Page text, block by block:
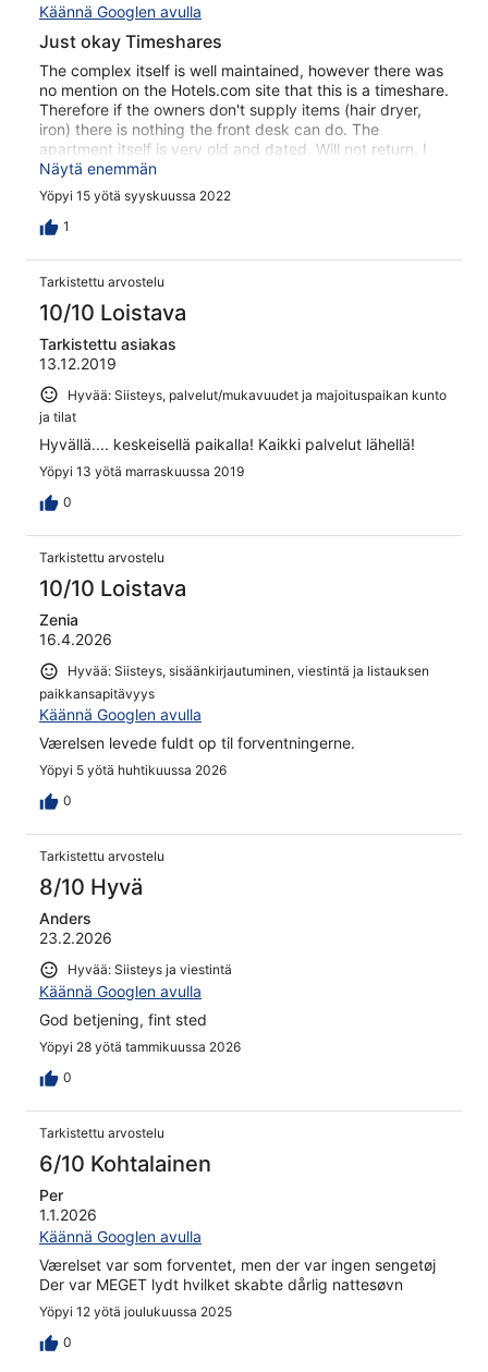
Käännä Googlen avulla
Just okay Timeshares
The complex itself is well maintained, however there was
no mention on the Hotels.com site that this is a timeshare.
Therefore if the owners don't supply items (hair dryer,
iron) there is nothing the front desk can do. The
apartment itself is very old and dated. Will not return. I
suggest Hotels.com update their site to indicate these
are timeshare appartments
Näytä enemmän
Yöpyi 15 yötä syyskuussa 2022
1
Tarkistettu arvostelu
10/10 Loistava
Tarkistettu asiakas
13.12.2019
Hyvää: Siisteys, palvelut/mukavuudet ja majoituspaikan kunto
ja tilat
Hyvällä.... keskeisellä paikalla! Kaikki palvelut lähellä!
Yöpyi 13 yötä marraskuussa 2019
0
Tarkistettu arvostelu
10/10 Loistava
Zenia
16.4.2026
Hyvää: Siisteys, sisäänkirjautuminen, viestintä ja listauksen
paikkansapitävyys
Käännä Googlen avulla
Værelsen levede fuldt op til forventningerne.
Yöpyi 5 yötä huhtikuussa 2026
0
Tarkistettu arvostelu
8/10 Hyvä
Anders
23.2.2026
Hyvää: Siisteys ja viestintä
Käännä Googlen avulla
God betjening, fint sted
Yöpyi 28 yötä tammikuussa 2026
0
Tarkistettu arvostelu
6/10 Kohtalainen
Per
1.1.2026
Käännä Googlen avulla
Værelset var som forventet, men der var ingen sengetøj
Der var MEGET lydt hvilket skabte dårlig nattesøvn
Yöpyi 12 yötä joulukuussa 2025
0